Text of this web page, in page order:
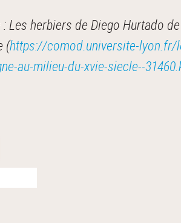
Les herbiers de Diego Hurtado
Espagne au milieu du XVIe siècle (https://comod.universite-lyon.fr/
au-milieu-du-xvie-siecle--